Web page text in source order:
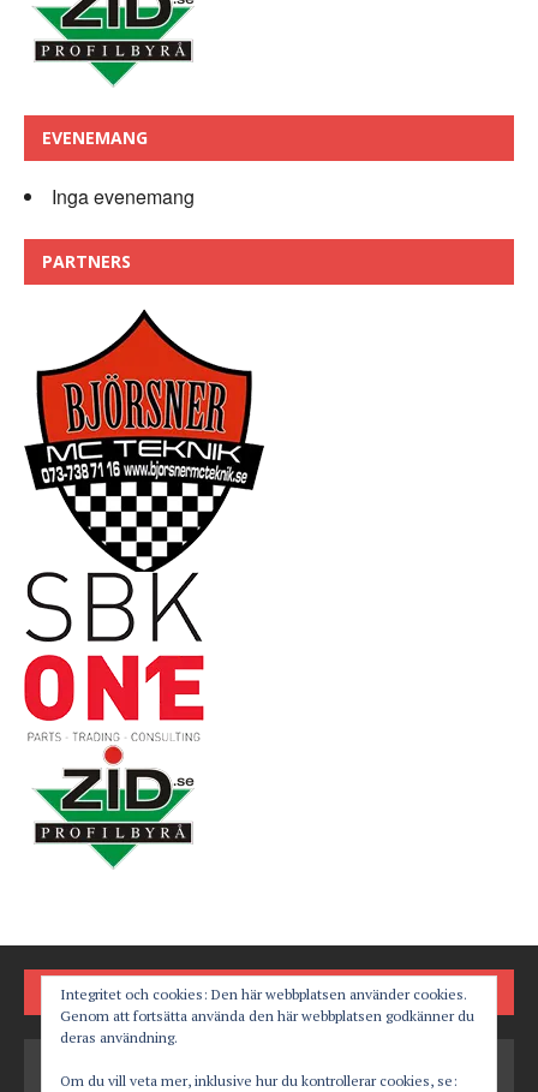
EVENEMANG
Inga evenemang
PARTNERS
FÖLJ OSS PÅ
Integritet och cookies: Den här webbplatsen använder cookies.
Genom att fortsätta använda den här webbplatsen godkänner du
deras användning.
Om du vill veta mer, inklusive hur du kontrollerar cookies, se: